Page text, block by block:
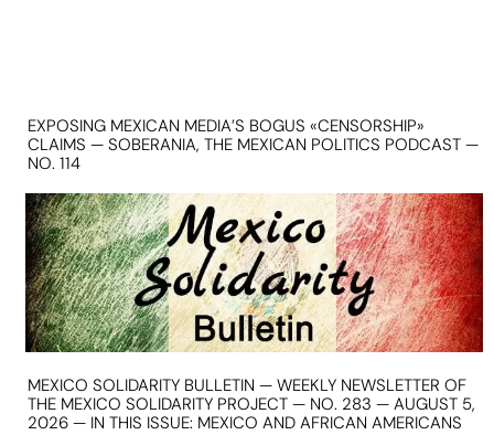
EXPOSING MEXICAN MEDIA’S BOGUS «CENSORSHIP»
CLAIMS — SOBERANIA, THE MEXICAN POLITICS PODCAST —
NO. 114
MEXICO SOLIDARITY BULLETIN — WEEKLY NEWSLETTER OF
THE MEXICO SOLIDARITY PROJECT — NO. 283 — AUGUST 5,
2026 — IN THIS ISSUE: MEXICO AND AFRICAN AMERICANS